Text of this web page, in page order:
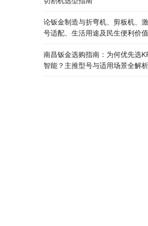
论钣金制造与折弯机、剪板机、
号适配、生活用途及民生便利价值
南昌钣金选购指南：为何优先选
智能？主推型号与适用场景全解析